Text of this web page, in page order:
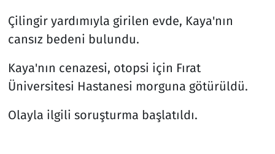
Çilingir yardımıyla girilen evde, Kaya'nın
cansız bedeni bulundu.
Kaya'nın cenazesi, otopsi için Fırat
Üniversitesi Hastanesi morguna götürüldü.
Olayla ilgili soruşturma başlatıldı.